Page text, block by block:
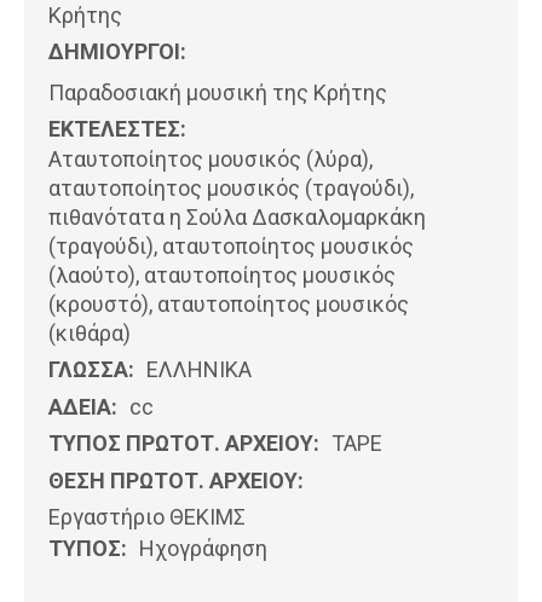
Κρήτης
ΔΗΜΙΟΥΡΓΟΙ:
Παραδοσιακή μουσική της Κρήτης
ΕΚΤΕΛΕΣΤΕΣ:
Αταυτοποίητος μουσικός (λύρα),
αταυτοποίητος μουσικός (τραγούδι),
πιθανότατα η Σούλα Δασκαλομαρκάκη
(τραγούδι), αταυτοποίητος μουσικός
(λαούτο), αταυτοποίητος μουσικός
(κρουστό), αταυτοποίητος μουσικός
(κιθάρα)
ΓΛΩΣΣΑ: ΕΛΛΗΝΙΚΆ
ΑΔΕΙΑ: cc
ΤΥΠΟΣ ΠΡΩΤΟΤ. ΑΡΧΕΙΟΥ: ΤΑΡΕ
ΘΕΣΗ ΠΡΩΤΟΤ. ΑΡΧΕΙΟΥ:
Εργαστήριο ΘΕΚΙΜΣ
ΤΥΠΟΣ: Ηχογράφηση